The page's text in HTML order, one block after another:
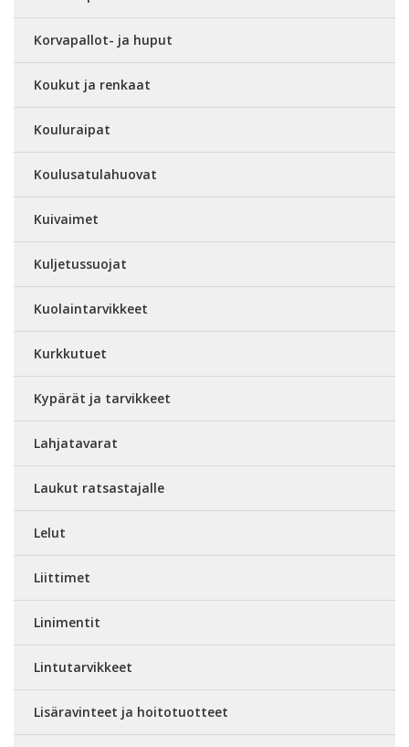
Korvapallot- ja huput
Koukut ja renkaat
Kouluraipat
Koulusatulahuovat
Kuivaimet
Kuljetussuojat
Kuolaintarvikkeet
Kurkkutuet
Kypärät ja tarvikkeet
Lahjatavarat
Laukut ratsastajalle
Lelut
Liittimet
Linimentit
Lintutarvikkeet
Lisäravinteet ja hoitotuotteet